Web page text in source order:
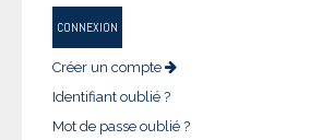
CONNEXION
Créer un compte
Identifiant oublié ?
Mot de passe oublié ?